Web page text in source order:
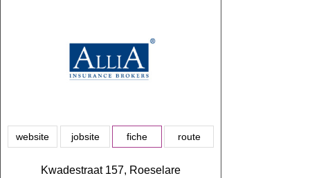
website jobsite fiche route
Kwadestraat 157, Roeselare